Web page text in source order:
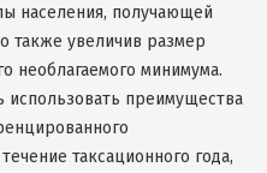
населения, получающей
также увеличив размер
необлагаемого минимума.
использовать преимущества
таксационного года,